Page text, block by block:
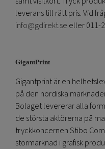
leverans till rätt pris. Vid
info@gdirekt.se eller 011-
GigantPrint
Gigantprint är en
på den nordiska
Bolaget levererar alla
de största aktörerna på
tryckkoncernen Stibo
stormarknad i grafisk